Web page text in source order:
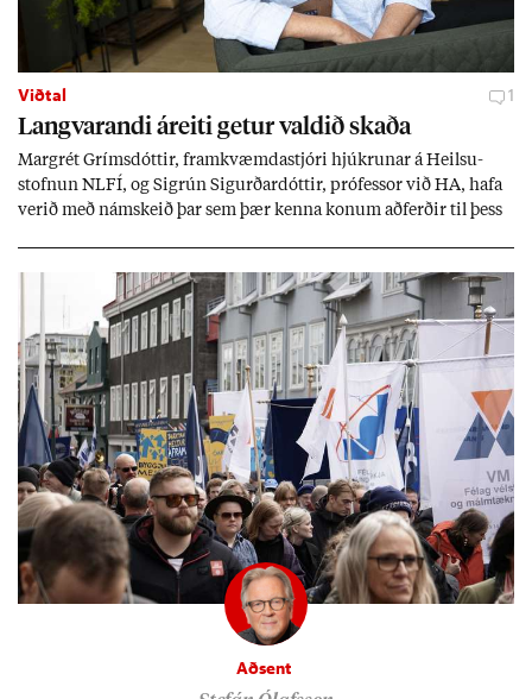
Viðtal 1
Langvar­andi áreiti get­ur vald­ið skaða
Mar­grét Gríms­dótt­ir, fram­kvæmda­stjóri hjúkr­un­ar á Heilsu­
stofn­un NLFÍ, og Sigrún Sig­urð­ar­dótt­ir, pró­fess­or við HA, hafa
ver­ið með nám­skeið þar sem þær kenna kon­um að­ferð­ir til þess
Aðsent